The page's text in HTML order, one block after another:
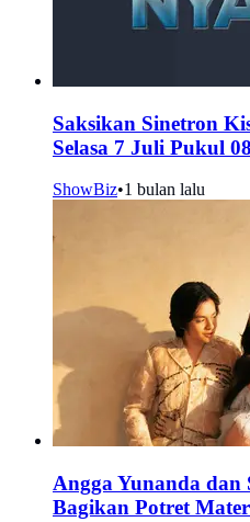
Saksikan Sinetron
Selasa 7 Juli Pukul
ShowBiz•1 bulan lalu
Angga Yunanda dan
Bagikan Potret